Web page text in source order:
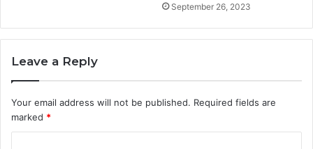
September 26, 2023
Leave a Reply
Your email address will not be published. Required fields are
marked *